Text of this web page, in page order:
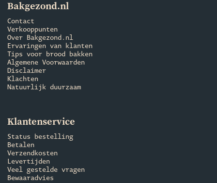
Bakgezond.nl
Contact
Verkooppunten
Over Bakgezond.nl
Ervaringen van klanten
Tips voor brood bakken
Algemene Voorwaarden
Disclaimer
Klachten
Natuurlijk duurzaam
Klantenservice
Status bestelling
Betalen
Verzendkosten
Levertijden
Veel gestelde vragen
Bewaaradvies